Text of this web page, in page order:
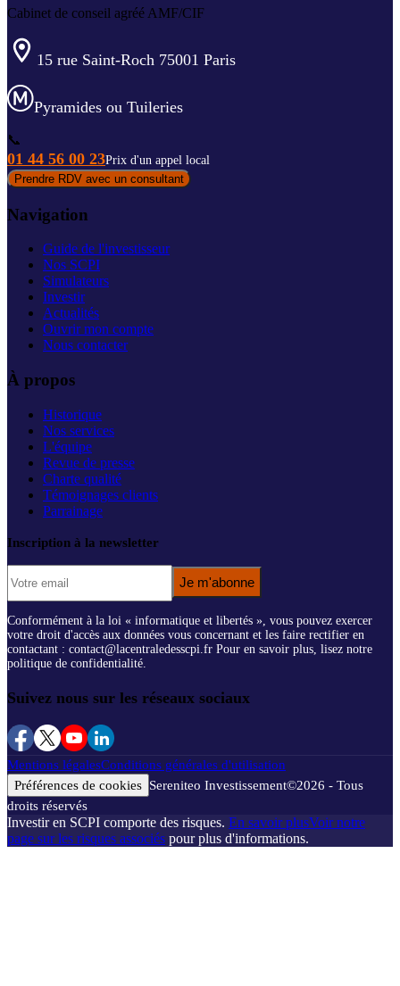
Cabinet de conseil agréé AMF/CIF
15 rue Saint-Roch 75001 Paris
Pyramides ou Tuileries
📞
01 44 56 00 23Prix d'un appel local
Prendre RDV avec un consultant
Navigation
Guide de l'investisseur
Nos SCPI
Simulateurs
Investir
Actualités
Ouvrir mon compte
Nous contacter
À propos
Historique
Nos services
L'équipe
Revue de presse
Charte qualité
Témoignages clients
Parrainage
Inscription à la newsletter
Je m'abonne
Conformément à la loi « informatique et libertés », vous pouvez exercer
votre droit d'accès aux données vous concernant et les faire rectifier en
contactant : contact@lacentraledesscpi.fr Pour en savoir plus, lisez notre
politique de confidentialité.
Suivez nous sur les réseaux sociaux
Mentions légalesConditions générales d'utilisation
Préférences de cookies Sereniteo Investissement©2026 - Tous
droits réservés
Investir en SCPI comporte des risques. En savoir plusVoir notre
page sur les risques associés pour plus d'informations.